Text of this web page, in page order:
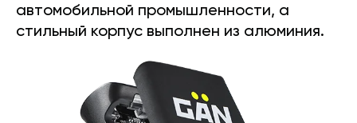
автомобильной промышленности, а
стильный корпус выполнен из алюминия.